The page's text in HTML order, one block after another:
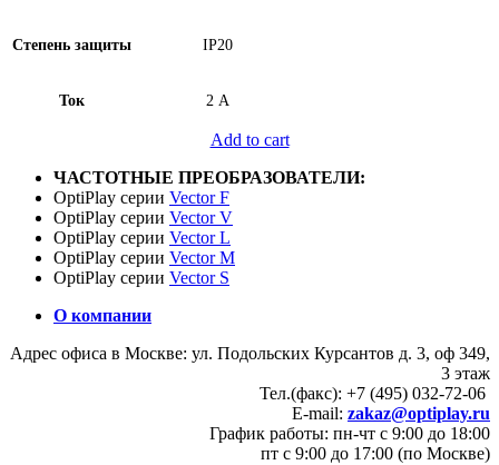
Степень защиты IP20
Ток 2 А
Add to cart
ЧАСТОТНЫЕ ПРЕОБРАЗОВАТЕЛИ:
OptiPlay серии Vector F
OptiPlay серии Vector V
OptiPlay серии Vector L
OptiPlay серии Vector M
OptiPlay серии Vector S
О компании
Адрес офиса в Москве: ул. Подольских Курсантов д. 3, оф 349,
3 этаж
Тел.(факс): +7 (495) 032-72-06
E-mail: zakaz@optiplay.ru
График работы: пн-чт с 9:00 до 18:00
пт с 9:00 до 17:00 (по Москве)